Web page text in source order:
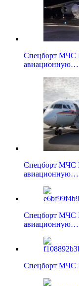
Спецборт МЧС
авиационную…
Спецборт МЧС
авиационную…
Спецборт МЧС
авиационную…
Спецборт МЧС